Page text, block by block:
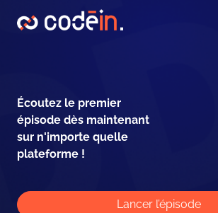
Écoutez le premier
épisode dès maintenant
sur n'importe quelle
plateforme !
Lancer l’épisode